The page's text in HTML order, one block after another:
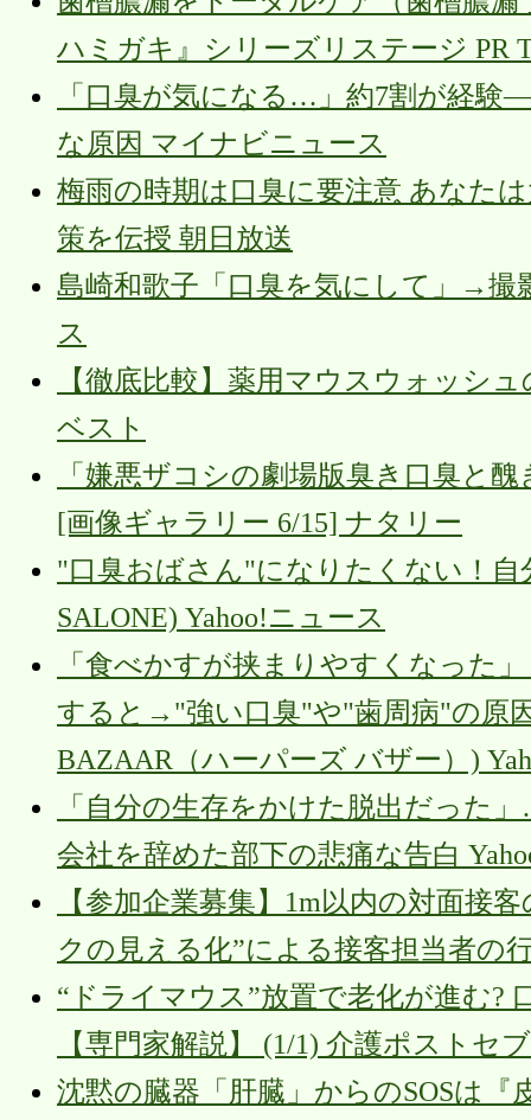
ハミガキ』シリーズリステージ PR
「口臭が気になる…」約7割が経験
な原因 マイナビニュース
梅雨の時期は口臭に要注意 あなた
策を伝授 朝日放送
島崎和歌子「口臭を気にして」→撮
ス
【徹底比較】薬用マウスウォッシ
ベスト
「嫌悪ザコシの劇場版臭き口臭と
[画像ギャラリー 6/15] ナタリー
"口臭おばさん"になりたくない！
SALONE) Yahoo!ニュース
「食べかすが挟まりやすくなった
すると→"強い口臭"や"歯周病"の原
BAZAAR（ハーパーズ バザー）)
「自分の生存をかけた脱出だった
会社を辞めた部下の悲痛な告白
【参加企業募集】1m以内の対面接
クの見える化”による接客担当者の
“ドライマウス”放置で老化が進む?
【専門家解説】 (1/1) 介護ポストセ
沈黙の臓器「肝臓」からのSOSは